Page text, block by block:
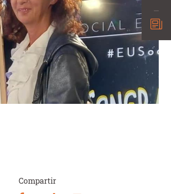
Compartir